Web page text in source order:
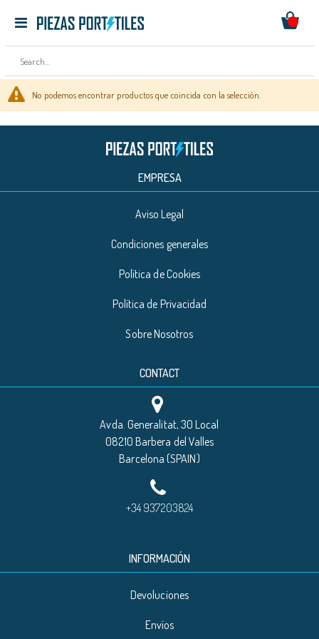
Toggle
No podemos encontrar productos que coincida con la selección.
EMPRESA
Aviso Legal
Condiciones generales
Política de Cookies
Política de Privacidad
Sobre Nosotros
CONTACT
Avda. Generalitat, 30 Local
08210 Barbera del Valles
Barcelona (SPAIN)
+34 937203824
INFORMACIÓN
Devoluciones
Envíos